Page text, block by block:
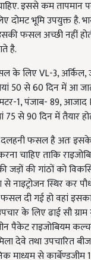
इससे कम
भूमि उपयुक्त है.
फसल अच्छी नहीं
है.
के लिए VL-3, अर्किल,
50 से 60 दिन में आ
1, पंजाब- 89, आजाद
75 से 90 दिन में तैयार
फसल है अतः इसके
चाहिए ताकि
जड़ों की गांठों को
से नाइट्रोजन स्थिर कर
दी गई हो वहां
के लिए ढाई सौ ग्राम
पैकेट राइजोबियम
देवे तथा उपचारित
माध्यम से